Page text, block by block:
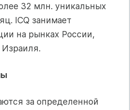
32 млн. уникальных
ICQ занимает
на рынках России,
за определенной